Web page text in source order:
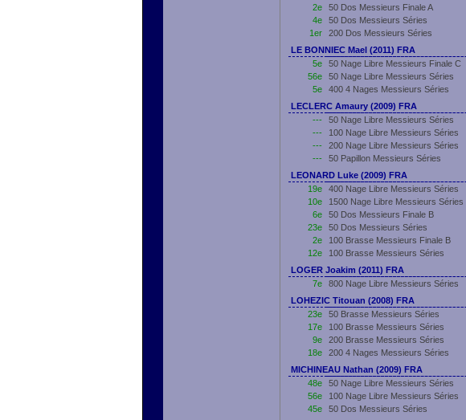
2e 50 Dos Messieurs Finale A
4e 50 Dos Messieurs Séries
1er 200 Dos Messieurs Séries
LE BONNIEC Mael (2011) FRA
5e
50 Nage Libre Messieurs Finale C
56e 50 Nage Libre Messieurs Séries
5e 400 4 Nages Messieurs Séries
LECLERC Amaury (2009) FRA
---
50 Nage Libre Messieurs Séries
--- 100 Nage Libre Messieurs Séries
--- 200 Nage Libre Messieurs Séries
--- 50 Papillon Messieurs Séries
LEONARD Luke (2009) FRA
19e
400 Nage Libre Messieurs Séries
10e 1500 Nage Libre Messieurs Séries
6e 50 Dos Messieurs Finale B
23e 50 Dos Messieurs Séries
2e 100 Brasse Messieurs Finale B
12e 100 Brasse Messieurs Séries
LOGER Joakim (2011) FRA
7e
800 Nage Libre Messieurs Séries
LOHEZIC Titouan (2008) FRA
23e
50 Brasse Messieurs Séries
17e 100 Brasse Messieurs Séries
9e 200 Brasse Messieurs Séries
18e 200 4 Nages Messieurs Séries
MICHINEAU Nathan (2009) FRA
48e
50 Nage Libre Messieurs Séries
56e 100 Nage Libre Messieurs Séries
45e 50 Dos Messieurs Séries